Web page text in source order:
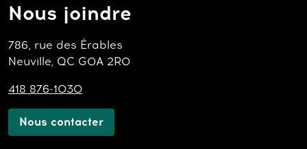
Nous joindre
786, rue des Érables
Neuville, QC G0A 2R0
418 876-1030
Nous contacter